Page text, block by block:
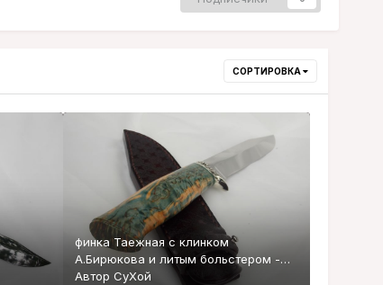
СОРТИРОВКА
финка Таежная с клинком
А.Бирюкова и литым больстером -
тыльник с фаской
Автор СуХой